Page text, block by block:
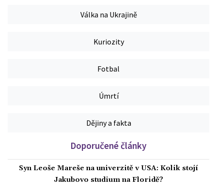
Válka na Ukrajině
Kuriozity
Fotbal
Úmrtí
Dějiny a fakta
Doporučené články
Syn Leoše Mareše na univerzitě v USA: Kolik stojí
Jakubovo studium na Floridě?